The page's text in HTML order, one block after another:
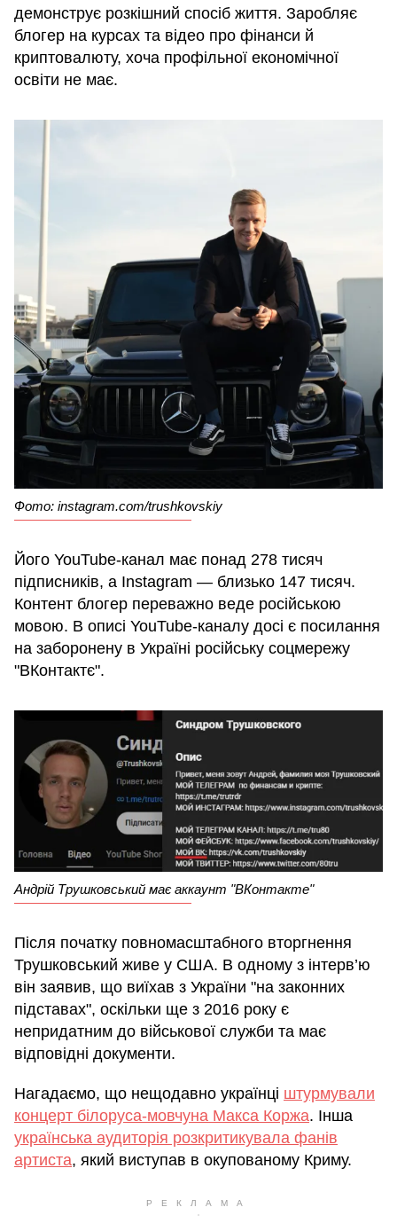
демонструє розкішний спосіб життя. Заробляє
блогер на курсах та відео про фінанси й
криптовалюту, хоча профільної економічної
освіти не має.
Фото: instagram.com/trushkovskiy
Його YouTube-канал має понад 278 тисяч
підписників, а Instagram — близько 147 тисяч.
Контент блогер переважно веде російською
мовою. В описі YouTube-каналу досі є посилання
на заборонену в Україні російську соцмережу
"ВКонтактє".
Андрій Трушковський має аккаунт "ВКонтакте"
Після початку повномасштабного вторгнення
Трушковський живе у США. В одному з інтерв’ю
він заявив, що виїхав з України "на законних
підставах", оскільки ще з 2016 року є
непридатним до військової служби та має
відповідні документи.
Нагадаємо, що нещодавно українці штурмували
концерт білоруса-мовчуна Макса Коржа. Інша
українська аудиторія розкритикувала фанів
артиста, який виступав в окупованому Криму.